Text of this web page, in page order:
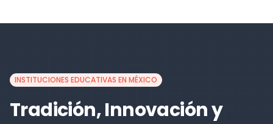
INSTITUCIONES EDUCATIVAS EN MÉXICO
Tradición, Innovación y